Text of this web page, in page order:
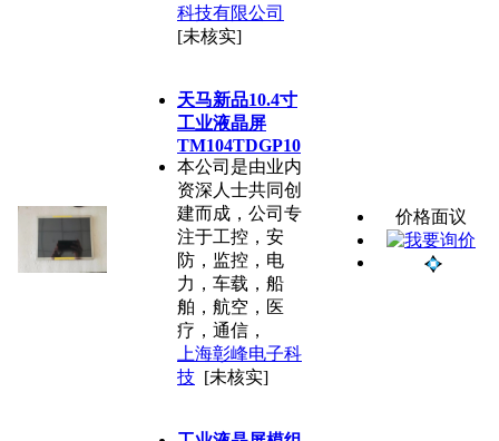
科技有限公司
[未核实]
天马新品10.4寸
工业液晶屏
TM104TDGP10
本公司是由业内
资深人士共同创
建而成，公司专
注于工控，安
防，监控，电
力，车载，船
舶，航空，医
疗，通信，
上海彰峰电子科
技 [未核实]
价格面议